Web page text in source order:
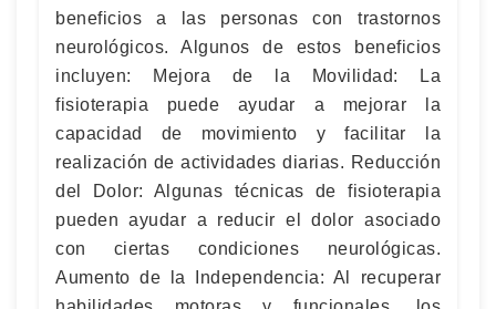
beneficios a las personas con trastornos
neurológicos. Algunos de estos beneficios
incluyen: Mejora de la Movilidad: La
fisioterapia puede ayudar a mejorar la
capacidad de movimiento y facilitar la
realización de actividades diarias. Reducción
del Dolor: Algunas técnicas de fisioterapia
pueden ayudar a reducir el dolor asociado
con ciertas condiciones neurológicas.
Aumento de la Independencia: Al recuperar